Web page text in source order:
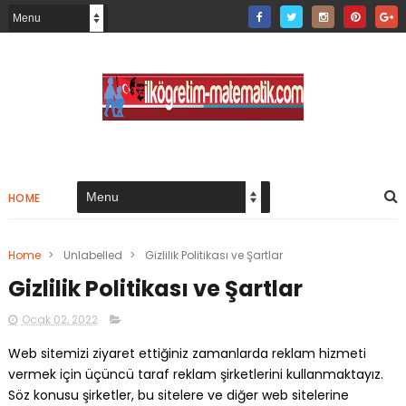
HOME
Home > Unlabelled > Gizlilik Politikası ve Şartlar
Gizlilik Politikası ve Şartlar
Ocak 02, 2022
Web sitemizi ziyaret ettiğiniz zamanlarda reklam hizmeti
vermek için üçüncü taraf reklam şirketlerini kullanmaktayız.
Söz konusu şirketler, bu sitelere ve diğer web sitelerine